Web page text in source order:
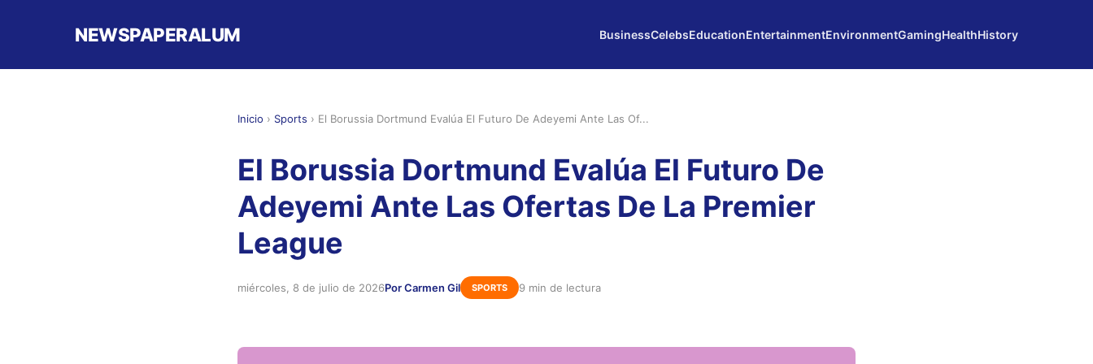
NEWSPAPERALUM BusinessCelebsEducationEntertainmentEnvironmentGamingHealthHistory
Inicio › Sports › El Borussia Dortmund Evalúa El Futuro De Adeyemi Ante Las Of...
El Borussia Dortmund Evalúa El Futuro De
Adeyemi Ante Las Ofertas De La Premier
League
miércoles, 8 de julio de 2026Por Carmen Gil SPORTS 9 min de lectura